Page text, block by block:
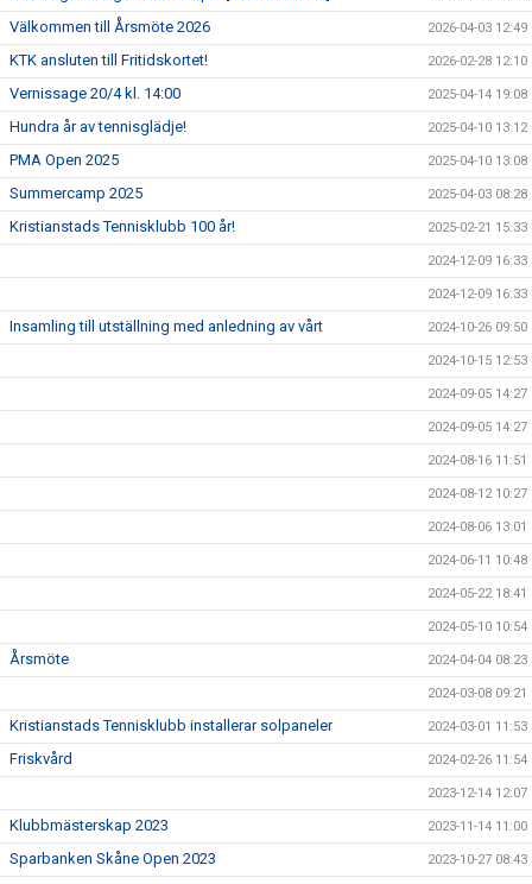
Välkommen till Årsmöte 2026 2026-04-03 12:49
KTK ansluten till Fritidskortet! 2026-02-28 12:10
Vernissage 20/4 kl. 14:00 2025-04-14 19:08
Hundra år av tennisglädje! 2025-04-10 13:12
PMA Open 2025 2025-04-10 13:08
Summercamp 2025 2025-04-03 08:28
Kristianstads Tennisklubb 100 år! 2025-02-21 15:33
2024-12-09 16:33
2024-12-09 16:33
Insamling till utställning med anledning av vårt 2024-10-26 09:50
2024-10-15 12:53
2024-09-05 14:27
2024-09-05 14:27
2024-08-16 11:51
2024-08-12 10:27
2024-08-06 13:01
2024-06-11 10:48
2024-05-22 18:41
2024-05-10 10:54
Årsmöte 2024-04-04 08:23
2024-03-08 09:21
Kristianstads Tennisklubb installerar solpaneler 2024-03-01 11:53
Friskvård 2024-02-26 11:54
2023-12-14 12:07
Klubbmästerskap 2023 2023-11-14 11:00
Sparbanken Skåne Open 2023 2023-10-27 08:43